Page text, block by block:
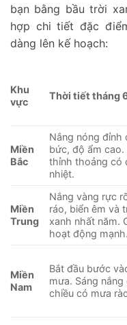
bạn bằng bầu trời
hợp chi tiết đặc
dàng lên kế hoạch:
Khu
vực
Thời tiết tháng
Miền
Bắc
Nắng nóng đỉnh
bức, độ ẩm cao.
thỉnh thoảng có
nhiệt.
Miền
Trung
Nắng vàng rực
ráo, biển êm và
xanh nhất năm.
hoạt động mạnh.
Miền
Nam
Bắt đầu bước
mưa. Sáng nắng
chiều có mưa